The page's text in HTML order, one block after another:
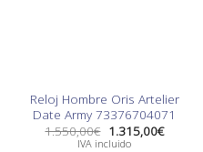
Reloj Hombre Oris Artelier
Date Army 73376704071
1.550,00€ El
precio
1.315,00€El
IVA incluido